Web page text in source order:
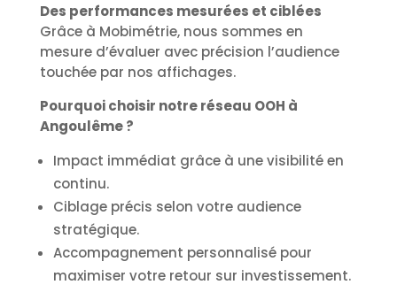
Des performances mesurées et ciblées
Grâce à Mobimétrie, nous sommes en
mesure d’évaluer avec précision l’audience
touchée par nos affichages.
Pourquoi choisir notre réseau OOH à
Angoulême ?
Impact immédiat grâce à une visibilité en
continu.
Ciblage précis selon votre audience
stratégique.
Accompagnement personnalisé pour
maximiser votre retour sur investissement.